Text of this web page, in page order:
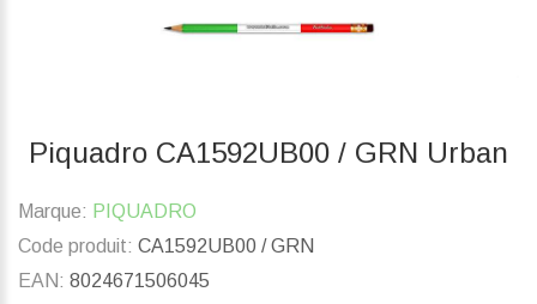
Piquadro CA1592UB00 / GRN Urban
Marque: PIQUADRO
Code produit: CA1592UB00 / GRN
EAN: 8024671506045